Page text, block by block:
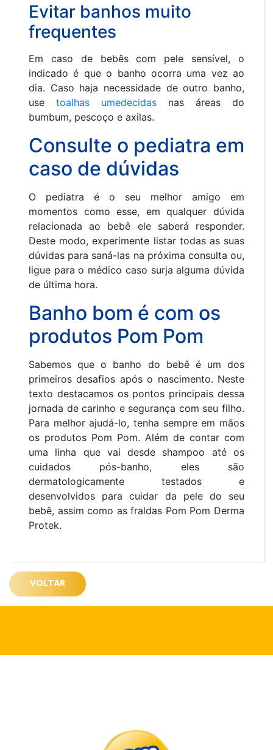
Evitar banhos muito
frequentes
Em caso de bebês com pele sensível, o
indicado é que o banho ocorra uma vez ao
dia. Caso haja necessidade de outro banho,
use toalhas umedecidas nas áreas do
bumbum, pescoço e axilas.
Consulte o pediatra em
caso de dúvidas
O pediatra é o seu melhor amigo em
momentos como esse, em qualquer dúvida
relacionada ao bebê ele saberá responder.
Deste modo, experimente listar todas as suas
dúvidas para saná-las na próxima consulta ou,
ligue para o médico caso surja alguma dúvida
de última hora.
Banho bom é com os
produtos Pom Pom
Sabemos que o banho do bebê é um dos
primeiros desafios após o nascimento. Neste
texto destacamos os pontos principais dessa
jornada de carinho e segurança com seu filho.
Para melhor ajudá-lo, tenha sempre em mãos
os produtos Pom Pom. Além de contar com
uma linha que vai desde shampoo até os
cuidados pós-banho, eles são
dermatologicamente testados e
desenvolvidos para cuidar da pele do seu
bebê, assim como as fraldas Pom Pom Derma
Protek.
VOLTAR